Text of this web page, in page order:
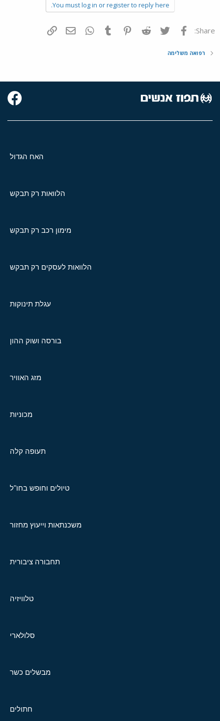
You must log in or register to reply here.
Share: פייסבוק Twitter
Reddit
Pinterest
Tumblr
WhatsAppדואר אלקטרוני
רפואה משלימה
האח הגדול
הלוואות רק תבקש
מימון רכב רק תבקש
הלוואות לעסקים רק תבקש
עגלת תינוקות
בורסה ושוק ההון
מזג האוויר
מכוניות
תעופה קלה
טיולים וחופש בחו"ל
משכנתאות וייעוץ מחזור
תחבורה ציבורית
טלוויזיה
סלולארי
מבשלים כשר
חתולים